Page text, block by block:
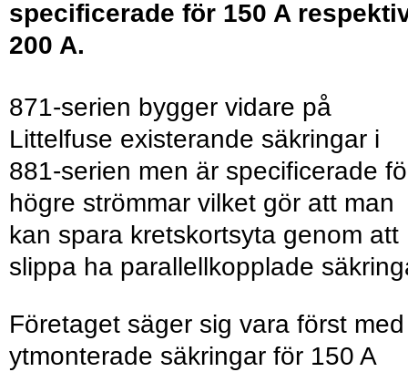
specificerade för 150 A
200 A.
871-serien bygger vidare på
Littelfuse existerande säkringar i
881-serien men är specificerade
högre strömmar vilket gör att man
kan spara kretskortsyta genom att
slippa ha parallellkopplade
Företaget säger sig vara först med
ytmonterade säkringar för 150 A